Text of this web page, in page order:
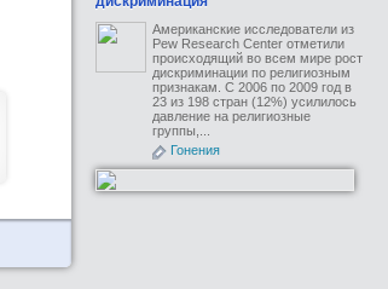
Американские исследователи из
Pew Research Center отметили
происходящий во всем мире рост
дискриминации по религиозным
признакам. С 2006 по 2009 год в
23 из 198 стран (12%) усилилось
давление на религиозные
группы,...
Гонения